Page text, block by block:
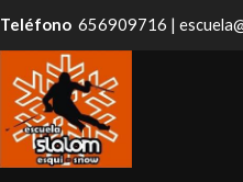
Teléfono656909716 |